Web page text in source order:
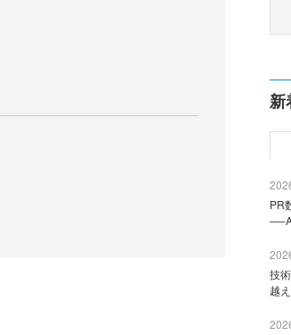
新
PR
技
越